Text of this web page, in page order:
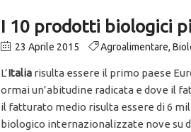
I 10 prodotti biologici
23 Aprile 2015 Agroalimentare,
L’Italia risulta essere il primo paese
ormai un’abitudine radicata e dove il
il fatturato medio risulta essere di 6
biologico internazionalizzate nove su